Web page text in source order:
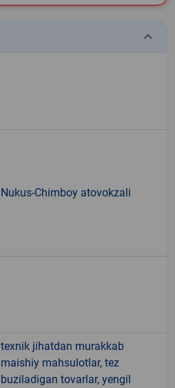
keyboard_arrow_down
Nukus-Chimboy atovokzali
texnik jihatdan murakkab
maishiy mahsulotlar, tez
buziladigan tovarlar, yengil